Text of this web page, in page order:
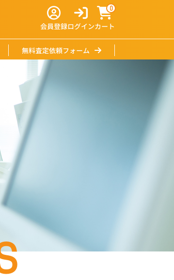
会員登録ログインカート
0
無料査定依頼フォーム